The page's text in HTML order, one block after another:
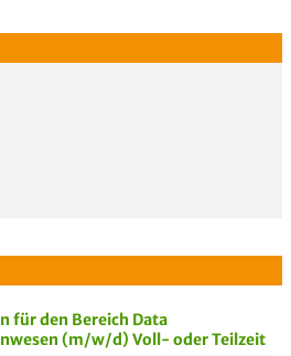
für den Bereich Data
(m/w/d) Voll- oder Teilzeit